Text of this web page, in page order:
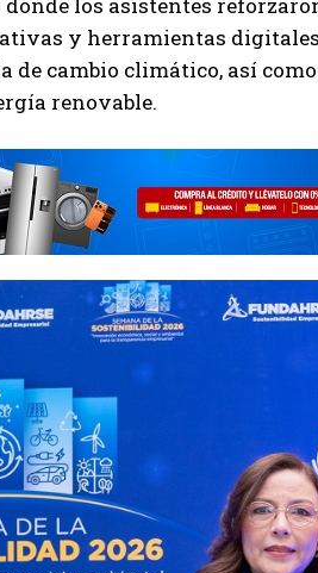
los asistentes
y herramientas
de cambio climático, así
renovable.